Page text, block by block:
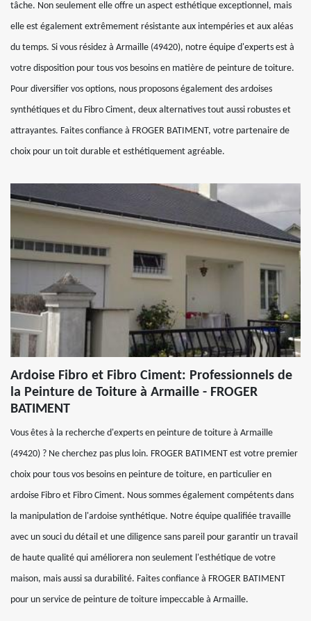
tâche. Non seulement elle offre un aspect esthétique exceptionnel, mais
elle est également extrêmement résistante aux intempéries et aux aléas
du temps. Si vous résidez à Armaille (49420), notre équipe d'experts est à
votre disposition pour tous vos besoins en matière de peinture de toiture.
Pour diversifier vos options, nous proposons également des ardoises
synthétiques et du Fibro Ciment, deux alternatives tout aussi robustes et
attrayantes. Faites confiance à FROGER BATIMENT, votre partenaire de
choix pour un toit durable et esthétiquement agréable.
Ardoise Fibro et Fibro Ciment: Professionnels de
la Peinture de Toiture à Armaille - FROGER
BATIMENT
Vous êtes à la recherche d'experts en peinture de toiture à Armaille
(49420) ? Ne cherchez pas plus loin. FROGER BATIMENT est votre premier
choix pour tous vos besoins en peinture de toiture, en particulier en
ardoise Fibro et Fibro Ciment. Nous sommes également compétents dans
la manipulation de l'ardoise synthétique. Notre équipe qualifiée travaille
avec un souci du détail et une diligence sans pareil pour garantir un travail
de haute qualité qui améliorera non seulement l'esthétique de votre
maison, mais aussi sa durabilité. Faites confiance à FROGER BATIMENT
pour un service de peinture de toiture impeccable à Armaille.